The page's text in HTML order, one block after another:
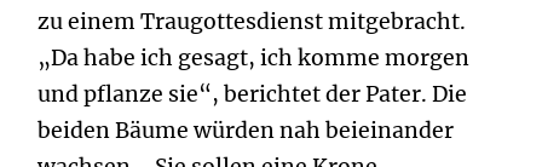
zu einem Traugottesdienst mitgebracht.
„Da habe ich gesagt, ich komme morgen
und pflanze sie“, berichtet der Pater. Die
beiden Bäume würden nah beieinander